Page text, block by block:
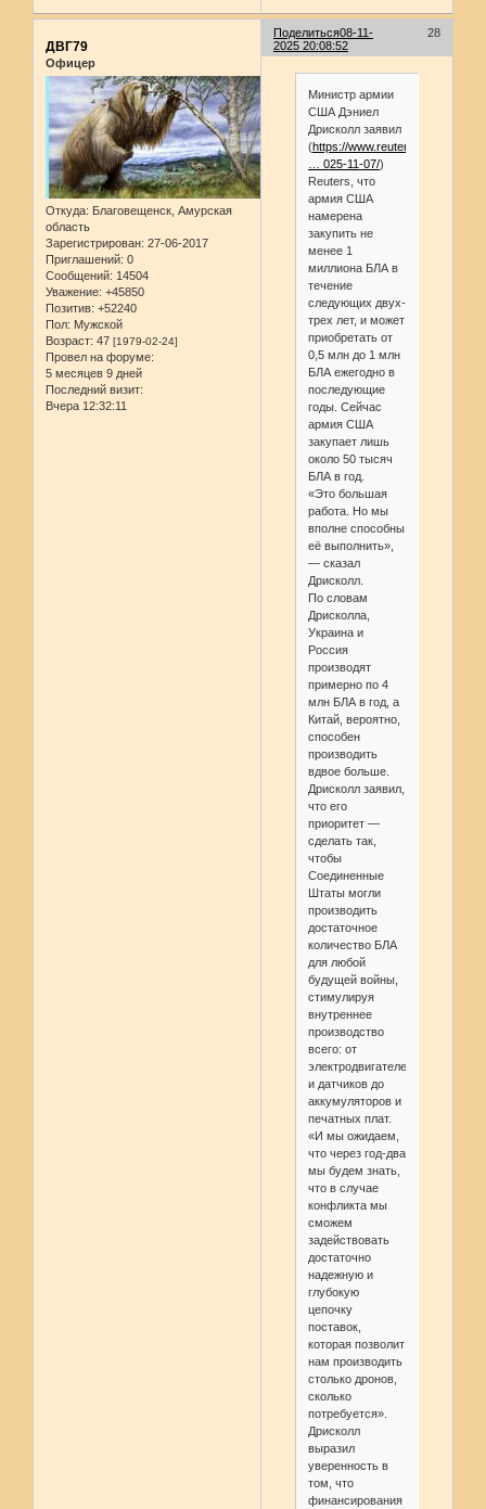
Поделиться 28
08-11-
2025 20:08:52
ДВГ79
Офицер
Откуда: Благовещенск, Амурская
область
Зарегистрирован: 27-06-2017
Приглашений: 0
Сообщений: 14504
Уважение: +45850
Позитив: +52240
Пол: Мужской
Возраст: 47 [1979-02-24]
Провел на форуме:
5 месяцев 9 дней
Последний визит:
Вчера 12:32:11
Министр армии
США Дэниел
Дрисколл заявил
(https://www.reuters.com/
… 025-11-07/)
Reuters, что
армия США
намерена
закупить не
менее 1
миллиона БЛА в
течение
следующих двух-
трех лет, и может
приобретать от
0,5 млн до 1 млн
БЛА ежегодно в
последующие
годы. Сейчас
армия США
закупает лишь
около 50 тысяч
БЛА в год.
«Это большая
работа. Но мы
вполне способны
её выполнить»,
— сказал
Дрисколл.
По словам
Дрисколла,
Украина и
Россия
производят
примерно по 4
млн БЛА в год, а
Китай, вероятно,
способен
производить
вдвое больше.
Дрисколл заявил,
что его
приоритет —
сделать так,
чтобы
Соединенные
Штаты могли
производить
достаточное
количество БЛА
для любой
будущей войны,
стимулируя
внутреннее
производство
всего: от
электродвигателей
и датчиков до
аккумуляторов и
печатных плат.
«И мы ожидаем,
что через год-два
мы будем знать,
что в случае
конфликта мы
сможем
задействовать
достаточно
надежную и
глубокую
цепочку
поставок,
которая позволит
нам производить
столько дронов,
сколько
потребуется».
Дрисколл
выразил
уверенность в
том, что
финансирования